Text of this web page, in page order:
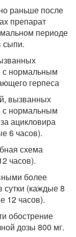
раньше после
препарат
периоде
сыпи.
с нормальным
герпеса
вызванных
с нормальным
ацикловира
6 часов).
схема
часов).
более
сутки (каждые 8
12 часов).
обострение
дозы 800 мг.